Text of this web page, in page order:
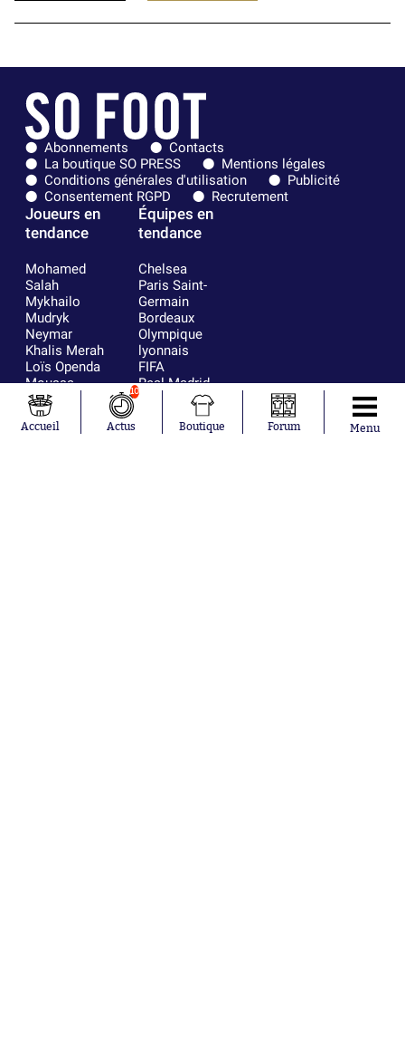
Abonnements
Contacts
La boutique SO PRESS
Mentions légales
Conditions générales d'utilisation
Publicité
Consentement RGPD
Recrutement
Joueurs en
tendance
Mohamed
Salah
Mykhailo
Mudryk
Neymar
Khalis Merah
Loïs Openda
Moussa
Niakhaté
Nicolás
Tagliafico
Équipes en
tendance
Chelsea
Paris Saint-
Germain
Bordeaux
Olympique
lyonnais
FIFA
Real Madrid
RC Strasbourg
France
Accueil
10
Actus Boutique Forum Menu